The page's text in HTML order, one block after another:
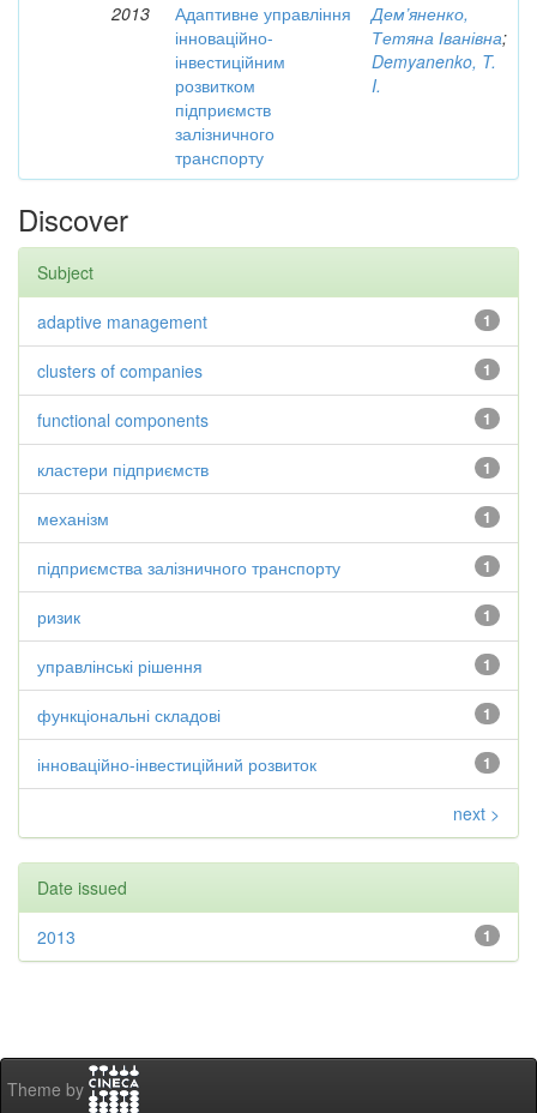
2013
Адаптивне управління
інноваційно-
інвестиційним
розвитком
підприємств
залізничного
транспорту
Дем’яненко,
Тетяна Іванівна;
Demyanenko, T.
I.
Discover
Subject
1
adaptive management
1
clusters of companies
1
functional components
1
кластери підприємств
1
механізм
1
підприємства залізничного транспорту
1
ризик
1
управлінські рішення
1
функціональні складові
1
інноваційно-інвестиційний розвиток
next >
Date issued
1
2013
Theme by